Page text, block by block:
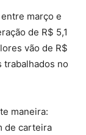
março e
de R$ 5,1
vão de R$
trabalhados no
maneira:
de carteira